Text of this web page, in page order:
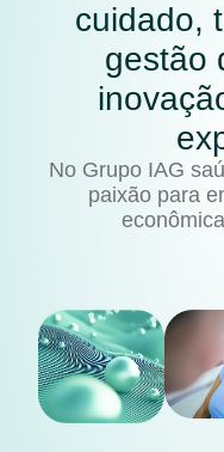
cuidado,
gestão
No Grupo IAG
paixão para